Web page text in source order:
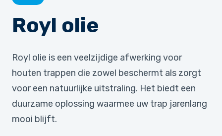
Royl olie
Royl olie is een veelzijdige afwerking voor
houten trappen die zowel beschermt als zorgt
voor een natuurlijke uitstraling. Het biedt een
duurzame oplossing waarmee uw trap jarenlang
mooi blijft.